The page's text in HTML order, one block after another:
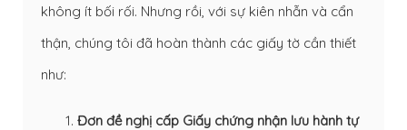
không ít bối rối. Nhưng rồi, với sự kiên nhẫn và cẩn
thận, chúng tôi đã hoàn thành các giấy tờ cần thiết
như:
Đơn đề nghị cấp Giấy chứng nhận lưu hành tự